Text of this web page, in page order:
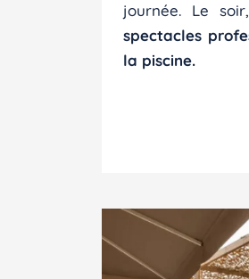
journée. Le
spectacles
la piscine.